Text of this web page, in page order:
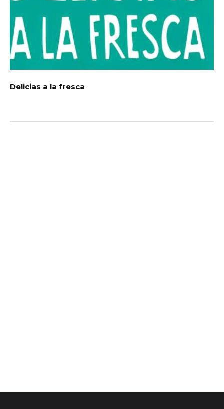
Delicias a la fresca